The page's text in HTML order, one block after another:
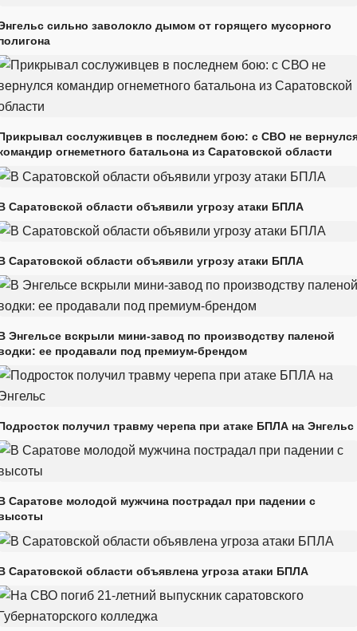
сильно заволокло дымом от горящего мусорного
сослуживцев в последнем бою: с СВО не
огнеметного батальона из Саратовской области
Саратовской области объявили угрозу атаки БПЛА
Саратовской области объявили угрозу атаки БПЛА
Энгельсе вскрыли мини-завод по производству паленой
ее продавали под премиум-брендом
получил травму черепа при атаке БПЛА на Энгельс
Саратове молодой мужчина пострадал при падении с
Саратовской области объявлена угроза атаки БПЛА